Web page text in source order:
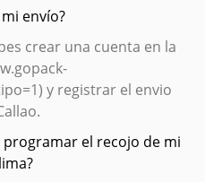
envío?
crear una cuenta en la
y registrar el envio
el recojo de mi